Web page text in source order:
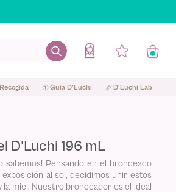
Guía D'Luchi D'Luchi Lab
D'Luchi 196 mL
Pensando en el bronceado
al sol, decidimos unir estos
miel. Nuestro bronceador es el ideal